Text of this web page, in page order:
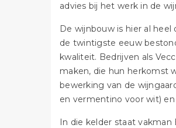
advies bij het werk in de
De wijnbouw is hier al
de twintigste eeuw
kwaliteit. Bedrijven als
maken, die hun herkomst
bewerking van de
en vermentino voor wit)
In die kelder staat